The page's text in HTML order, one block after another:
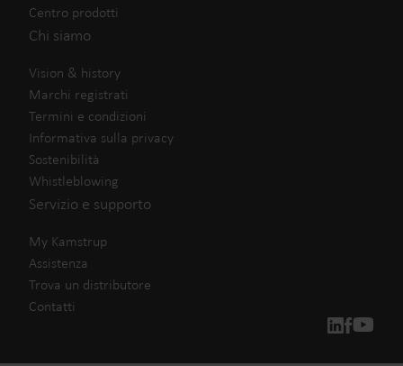
Centro prodotti
Chi siamo
Vision & history
Marchi registrati
Termini e condizioni
Informativa sulla privacy
Sostenibilità
Whistleblowing
Servizio e supporto
My Kamstrup
Assistenza
Trova un distributore
Contatti